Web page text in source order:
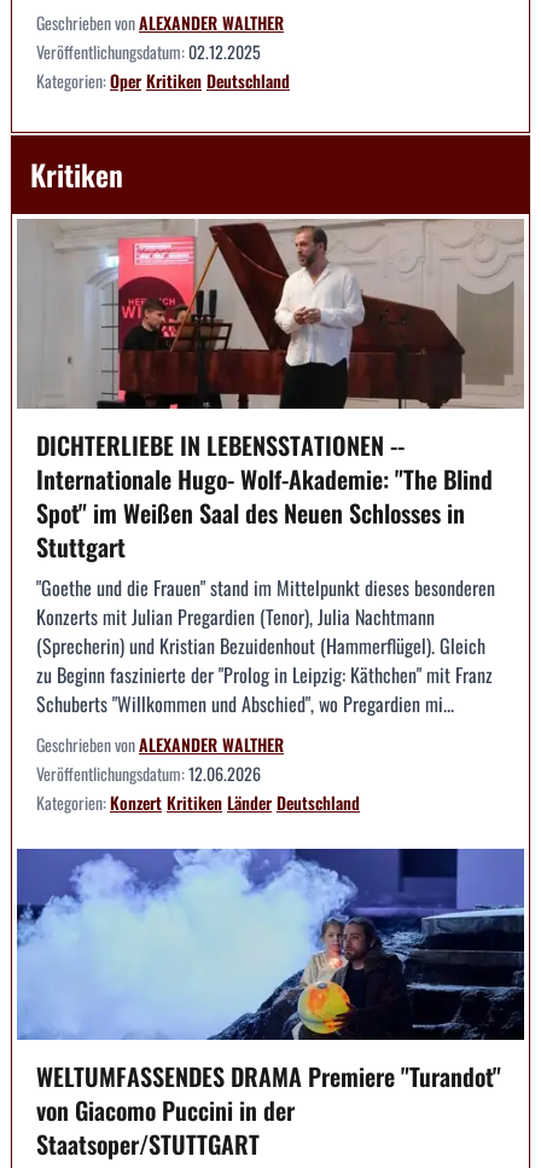
Geschrieben vonALEXANDER WALTHER
Veröffentlichungsdatum:02.12.2025
Kategorien:OperKritikenDeutschland
Kritiken
DICHTERLIEBE IN LEBENSSTATIONEN --
Internationale Hugo- Wolf-Akademie: "The Blind
Spot" im Weißen Saal des Neuen Schlosses in
Stuttgart
"Goethe und die Frauen" stand im Mittelpunkt dieses besonderen
Konzerts mit Julian Pregardien (Tenor), Julia Nachtmann
(Sprecherin) und Kristian Bezuidenhout (Hammerflügel). Gleich
zu Beginn faszinierte der "Prolog in Leipzig: Käthchen" mit Franz
Schuberts "Willkommen und Abschied", wo Pregardien mi...
Geschrieben vonALEXANDER WALTHER
Veröffentlichungsdatum:12.06.2026
Kategorien:KonzertKritikenLänderDeutschland
WELTUMFASSENDES DRAMA Premiere "Turandot"
von Giacomo Puccini in der
Staatsoper/STUTTGART